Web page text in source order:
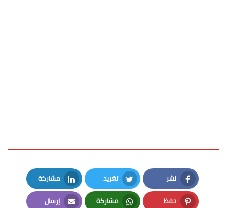
نشر
Facebook
تغريد
Twitter
مشاركة
LinkedIn
حفظ مشاركة إرسال